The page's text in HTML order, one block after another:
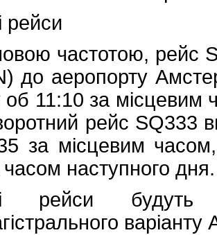
рейси
частотою, рейс
до аеропорту
об 11:10 за
рейс SQ333
за місцевим
наступного дня.
рейси будуть